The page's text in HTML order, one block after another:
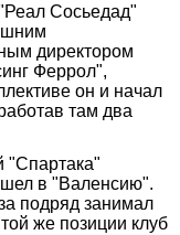
Сосьедад"
директором
Феррол",
он и начал
там два
"Спартака"
в "Валенсию".
подряд занимал
же позиции клуб